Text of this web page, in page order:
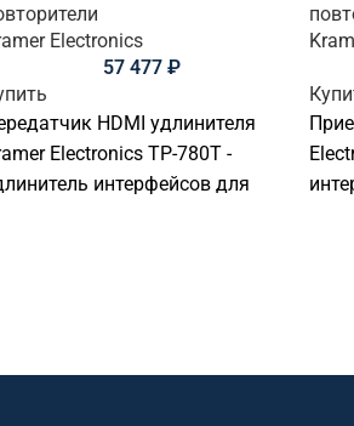
Electronics
57 477₽
HDMI удлинителя
Electronics TP-780T -
интерфейсов для